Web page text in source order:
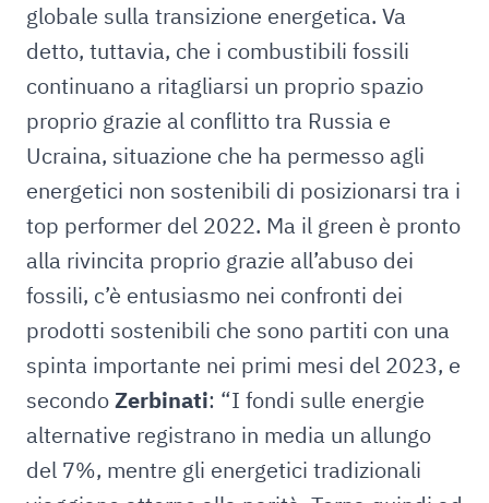
globale sulla transizione energetica. Va
detto, tuttavia, che i combustibili fossili
continuano a ritagliarsi un proprio spazio
proprio grazie al conflitto tra Russia e
Ucraina, situazione che ha permesso agli
energetici non sostenibili di posizionarsi tra i
top performer del 2022. Ma il green è pronto
alla rivincita proprio grazie all’abuso dei
fossili, c’è entusiasmo nei confronti dei
prodotti sostenibili che sono partiti con una
spinta importante nei primi mesi del 2023, e
secondoZerbinati: “I fondi sulle energie
alternative registrano in media un allungo
del 7%, mentre gli energetici tradizionali